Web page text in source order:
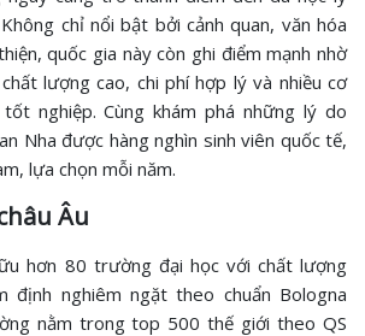
chỉ nổi bật bởi cảnh quan, văn hóa
quốc gia này còn ghi điểm mạnh nhờ
lượng cao, chi phí hợp lý và nhiều cơ
nghiệp. Cùng khám phá những lý do
Nha được hàng nghìn sinh viên quốc tế,
lựa chọn mỗi năm.
Âu
hơn 80 trường đại học với chất lượng
định nghiêm ngặt theo chuẩn Bologna
nằm trong top 500 thế giới theo QS